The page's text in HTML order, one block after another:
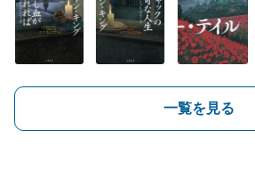
一覧を見る